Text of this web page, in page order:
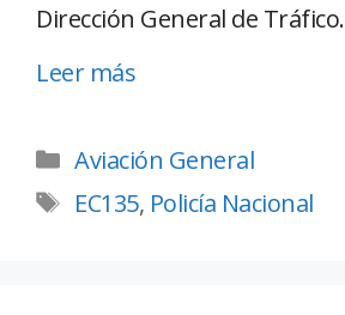
Dirección General de Tráfico.
Leer más
Aviación General
EC135, Policía Nacional